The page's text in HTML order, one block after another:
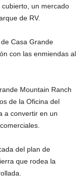
cubierto, un mercado
de RV.
Casa Grande
con las enmiendas al
Mountain Ranch
de la Oficina del
a convertir en un
del plan de
que rodea la